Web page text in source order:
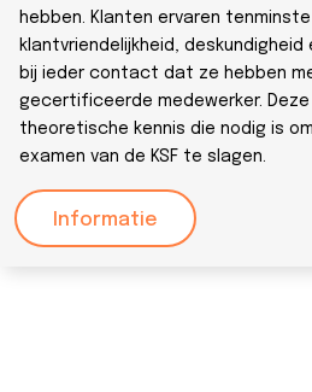
hebben. Klanten ervaren
klantvriendelijkheid,
bij ieder contact dat ze hebben
gecertificeerde medewerker.
theoretische kennis die nodig is
examen van de KSF te slagen.
Informatie